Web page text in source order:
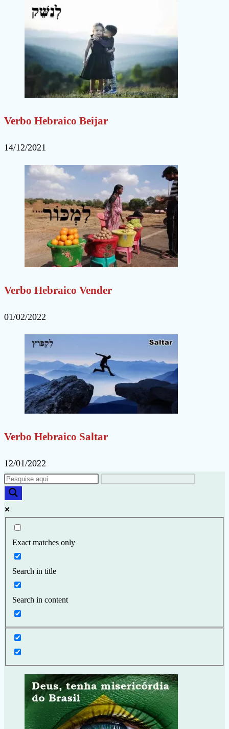
Verbo Hebraico Beijar
14/12/2021
Verbo Hebraico Vender
01/02/2022
Verbo Hebraico Saltar
12/01/2022
Exact matches only
Search in title
Search in content